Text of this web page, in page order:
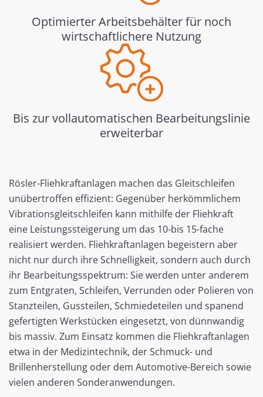
Optimierter Arbeitsbehälter für noch
wirtschaftlichere Nutzung
Bis zur vollautomatischen Bearbeitungslinie
erweiterbar
Rösler-Fliehkraftanlagen machen das Gleitschleifen
unübertroffen effizient: Gegenüber herkömmlichem
Vibrationsgleitschleifen kann mithilfe der Fliehkraft
eine Leistungssteigerung um das 10-bis 15-fache
realisiert werden. Fliehkraftanlagen begeistern aber
nicht nur durch ihre Schnelligkeit, sondern auch durch
ihr Bearbeitungsspektrum: Sie werden unter anderem
zum Entgraten, Schleifen, Verrunden oder Polieren von
Stanzteilen, Gussteilen, Schmiedeteilen und spanend
gefertigten Werkstücken eingesetzt, von dünnwandig
bis massiv. Zum Einsatz kommen die Fliehkraftanlagen
etwa in der Medizintechnik, der Schmuck- und
Brillenherstellung oder dem Automotive-Bereich sowie
vielen anderen Sonderanwendungen.